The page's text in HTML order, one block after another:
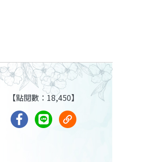
【點閱數：18,450】